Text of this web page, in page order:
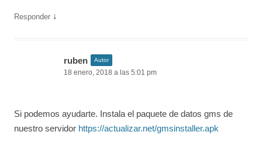
Responder ↓
ruben Autor
18 enero, 2018 a las 5:01 pm
Si podemos ayudarte. Instala el paquete de datos gms de
nuestro servidor https://actualizar.net/gmsinstaller.apk